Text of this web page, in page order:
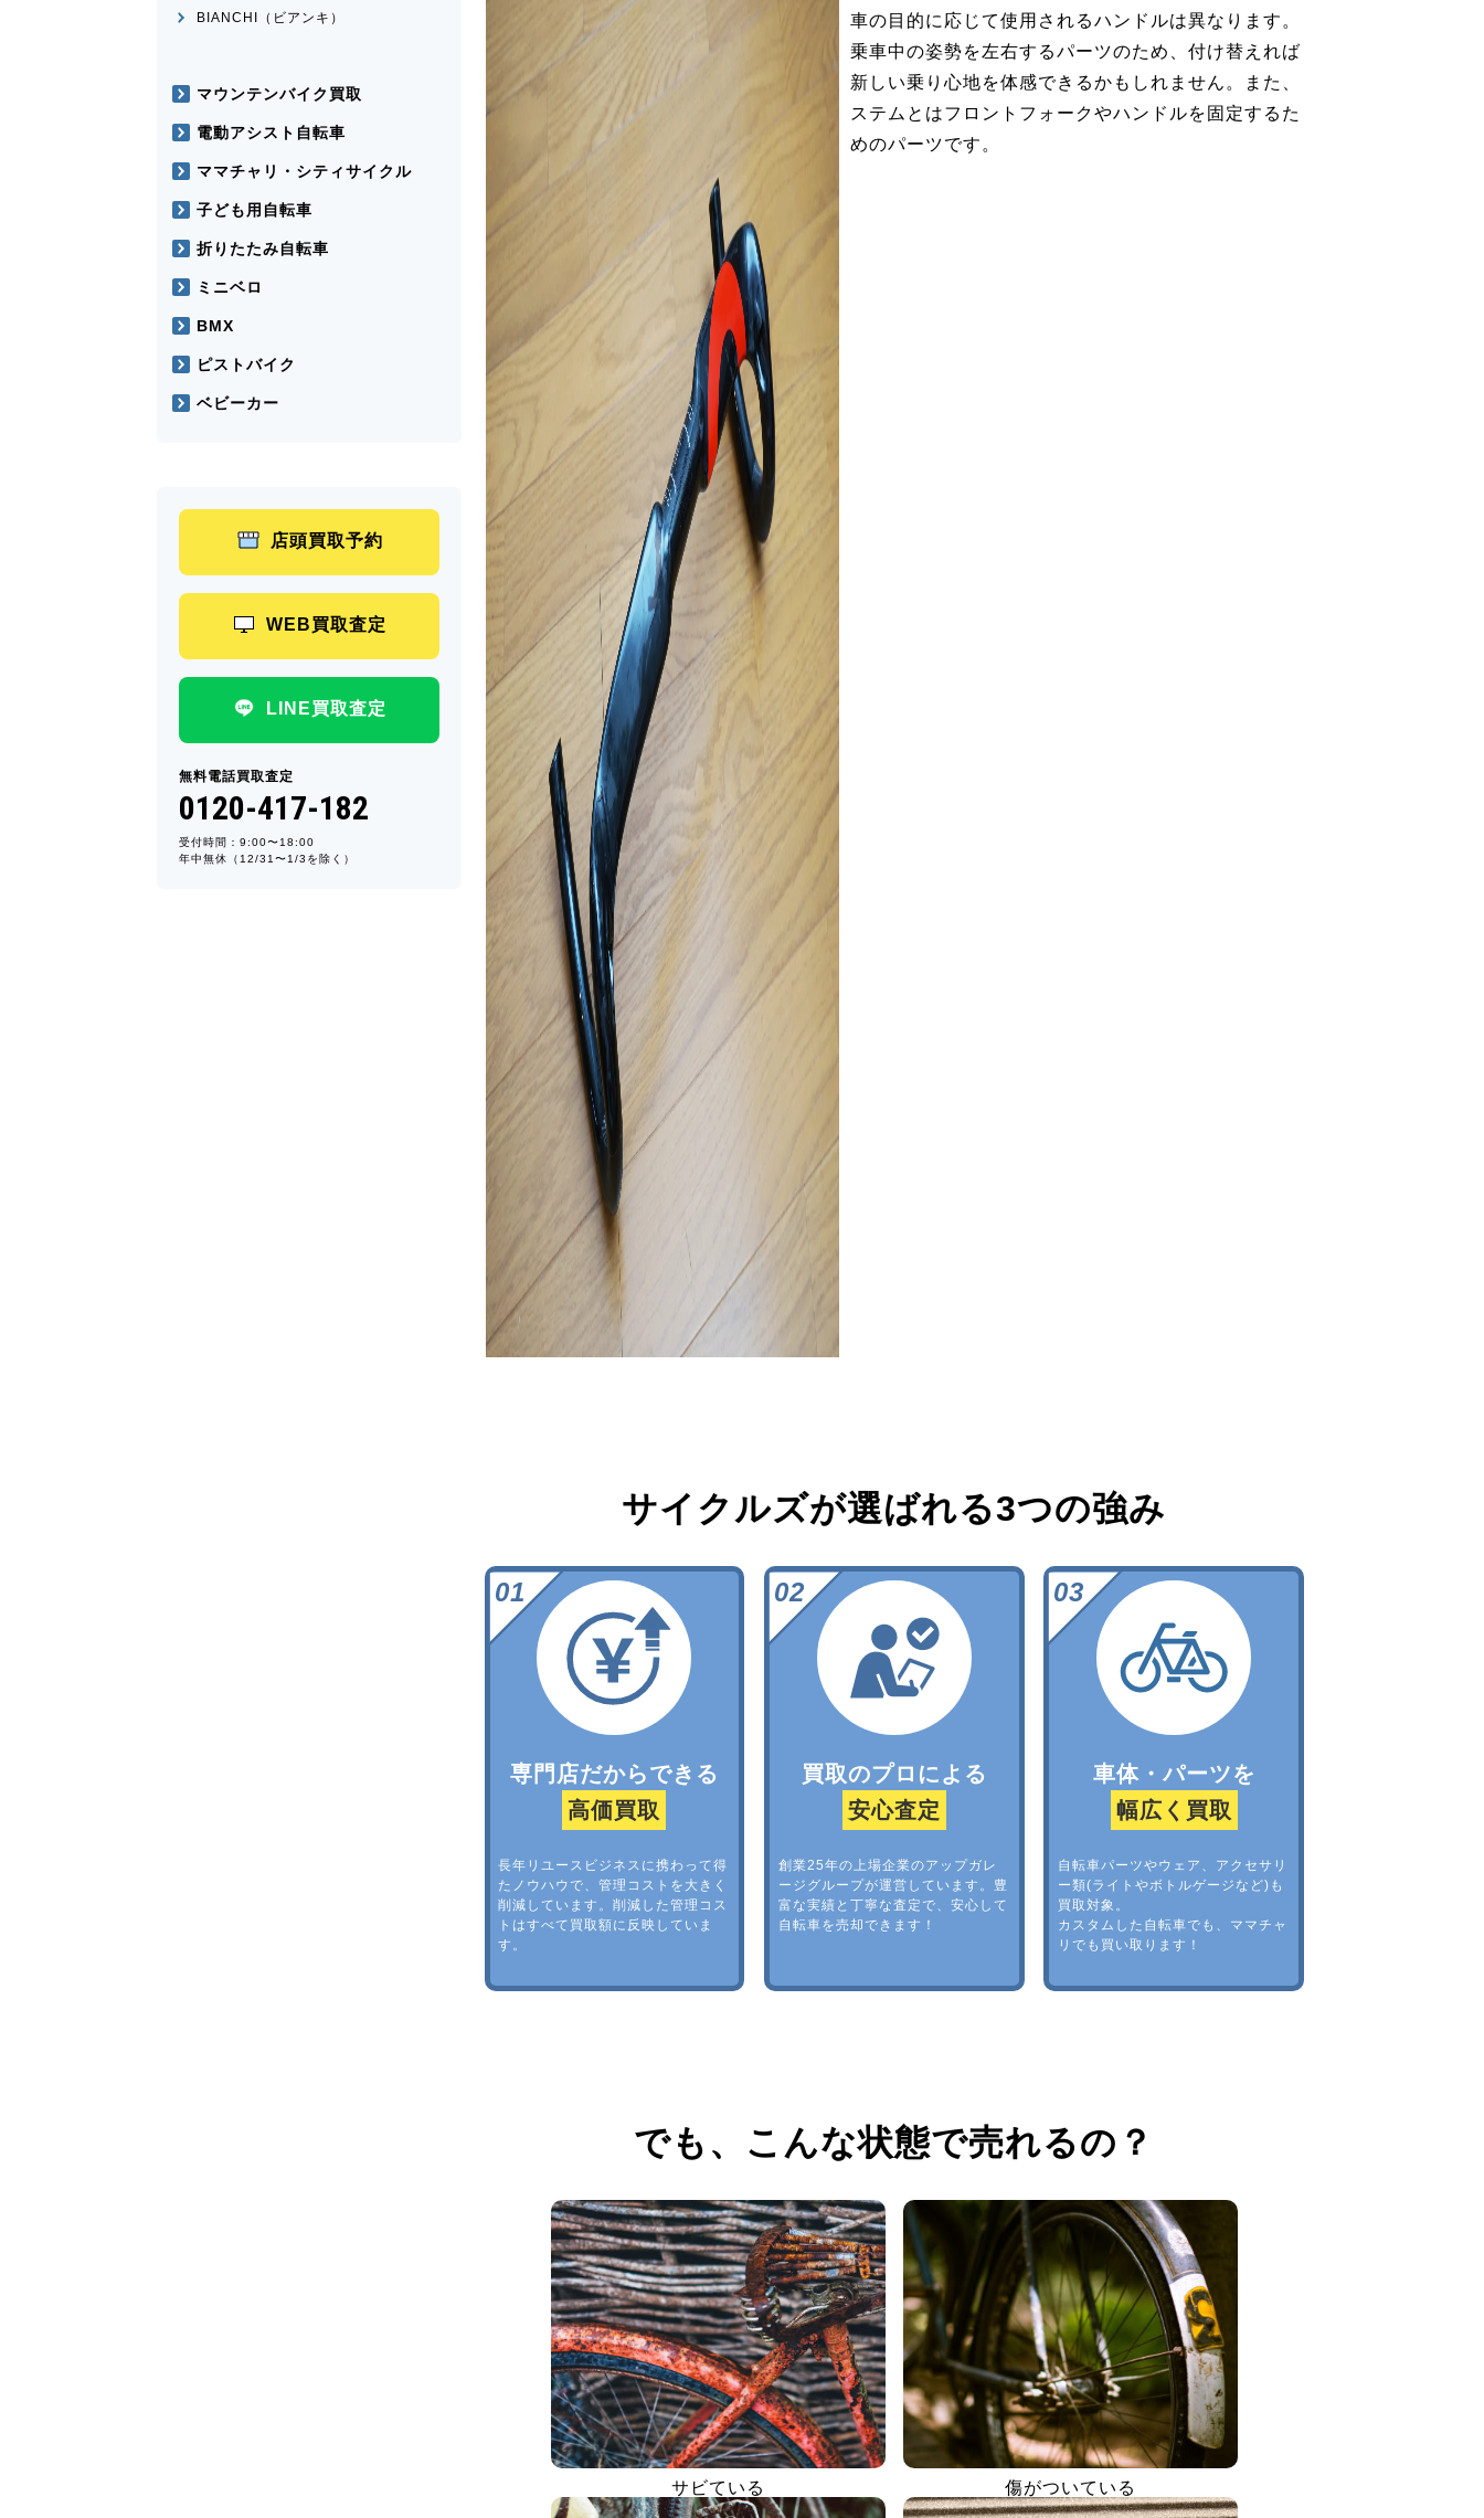
車の目的に応じて使用されるハンドルは異なります。
乗車中の姿勢を左右するパーツのため、付け替えれば
新しい乗り心地を体感できるかもしれません。また、
ステムとはフロントフォークやハンドルを固定するた
めのパーツです。
サイクルズが選ばれる3つの強み
専門店だからできる
高価買取
長年リユースビジネスに携わって得
たノウハウで、管理コストを大きく
削減しています。削減した管理コス
トはすべて買取額に反映していま
す。
買取のプロによる
安心査定
創業25年の上場企業のアップガレ
ージグループが運営しています。豊
富な実績と丁寧な査定で、安心して
自転車を売却できます！
車体・パーツを
幅広く買取
自転車パーツやウェア、アクセサリ
ー類(ライトやボトルゲージなど)も
買取対象。
カスタムした自転車でも、ママチャ
リでも買い取ります！
でも、 こんな状態で売れるの？
サビている 傷がついている
BIANCHI（ビアンキ）
マウンテンバイク買取
電動アシスト自転車
ママチャリ・シティサイクル
子ども用自転車
折りたたみ自転車
ミニベロ
BMX
ピストバイク
ベビーカー
店頭買取予約
WEB買取査定
LINE買取査定
無料電話買取査定
0120-417-182
受付時間：9:00〜18:00
年中無休（12/31〜1/3を除く）